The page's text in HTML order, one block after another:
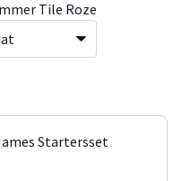
Tile Roze
Startersset